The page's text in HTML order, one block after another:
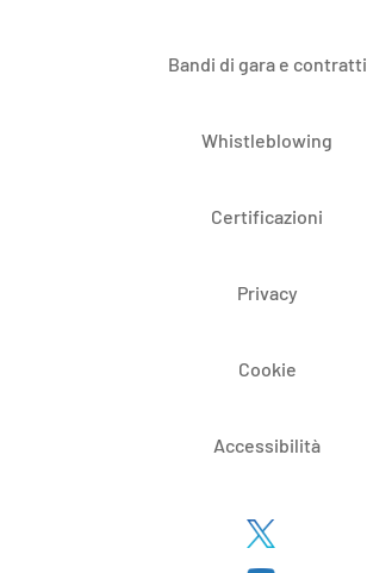
Bandi di gara e contratti
Whistleblowing
Certificazioni
Privacy
Cookie
Accessibilità